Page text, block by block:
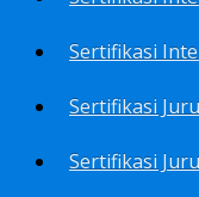
Sertifikasi